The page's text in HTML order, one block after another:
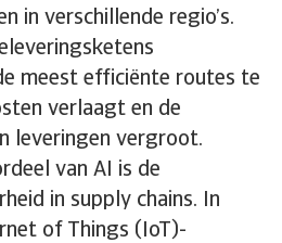
in verschillende regio’s.
meest efficiënte routes te
verlaagt en de
leveringen vergroot.
van AI is de
in supply chains. In
of Things (IoT)-